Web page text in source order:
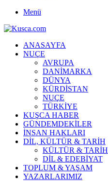
Menü
ANASAYFA
NUÇE
AVRUPA
DANİMARKA
DÜNYA
KÜRDİSTAN
NUÇE
TÜRKİYE
KUŞCA HABER
GÜNDEMDEKİLER
İNSAN HAKLARI
DİL, KÜLTÜR & TARİH
KÜLTÜR & TARİH
DİL & EDEBİYAT
TOPLUM & YAŞAM
YAZARLARIMIZ